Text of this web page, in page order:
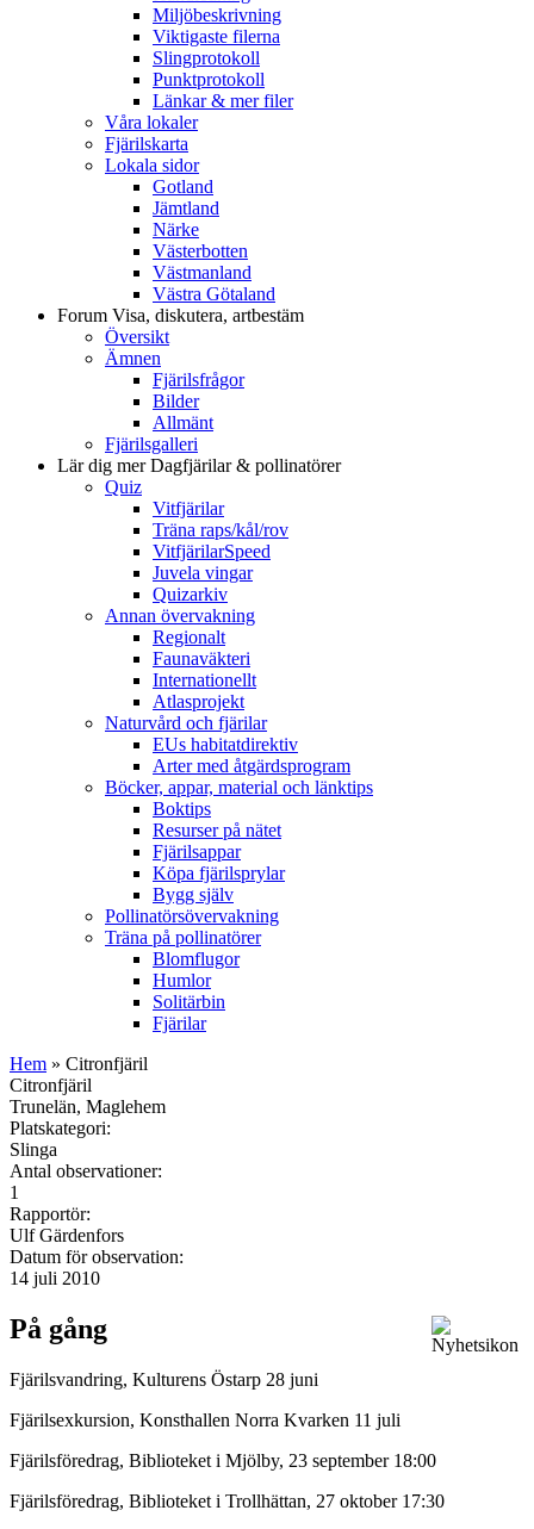
Miljöbeskrivning
Viktigaste filerna
Slingprotokoll
Punktprotokoll
Länkar & mer filer
Våra lokaler
Fjärilskarta
Lokala sidor
Gotland
Jämtland
Närke
Västerbotten
Västmanland
Västra Götaland
Forum Visa, diskutera, artbestäm
Översikt
Ämnen
Fjärilsfrågor
Bilder
Allmänt
Fjärilsgalleri
Lär dig merDagfjärilar & pollinatörer
Quiz
Vitfjärilar
Träna raps/kål/rov
VitfjärilarSpeed
Juvela vingar
Quizarkiv
Annan övervakning
Regionalt
Faunaväkteri
Internationellt
Atlasprojekt
Naturvård och fjärilar
EUs habitatdirektiv
Arter med åtgärdsprogram
Böcker, appar, material och länktips
Boktips
Resurser på nätet
Fjärilsappar
Köpa fjärilsprylar
Bygg själv
Pollinatörsövervakning
Träna på pollinatörer
Blomflugor
Humlor
Solitärbin
Fjärilar
Hem » Citronfjäril
Citronfjäril
Trunelän, Maglehem
Platskategori:
Slinga
Antal observationer:
1
Rapportör:
Ulf Gärdenfors
Datum för observation:
14 juli 2010
På gång
Fjärilsvandring, Kulturens Östarp 28 juni
Fjärilsexkursion, Konsthallen Norra Kvarken 11 juli
Fjärilsföredrag, Biblioteket i Mjölby, 23 september 18:00
Fjärilsföredrag, Biblioteket i Trollhättan, 27 oktober 17:30